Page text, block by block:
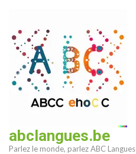
contenu
(Pressez
Entrée)
abclangues.be
Parlez le monde, parlez ABC Langues